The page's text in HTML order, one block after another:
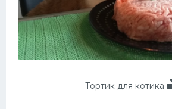
Тортик для котика